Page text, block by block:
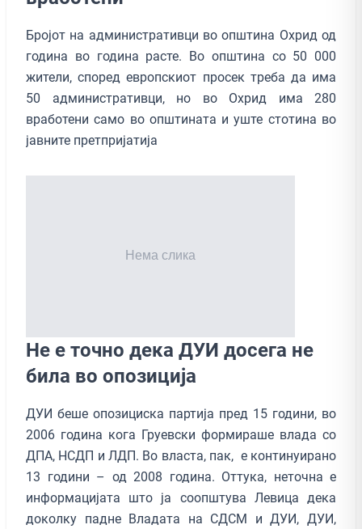
Бројот на административци во општина Охрид од
година во година расте. Во општина со 50 000
жители, според европскиот просек треба да има
50 административци, но во Охрид има 280
вработени само во општината и уште стотина во
јавните претпријатија
Не е точно дека ДУИ досега не
била во опозиција
ДУИ беше опозициска партија пред 15 години, во
2006 година кога Груевски формираше влада со
ДПА, НСДП и ЛДП. Во власта, пак, е континуирано
13 години – од 2008 година. Оттука, неточна е
информацијата што ја соопштува Левица дека
доколку падне Владата на СДСМ и ДУИ, ДУИ,